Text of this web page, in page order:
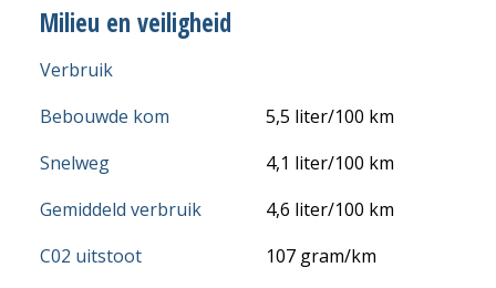
Milieu en veiligheid
Verbruik
Bebouwde kom
5,5 liter/100 km
Snelweg
4,1 liter/100 km
Gemiddeld verbruik
4,6 liter/100 km
C02 uitstoot
107 gram/km